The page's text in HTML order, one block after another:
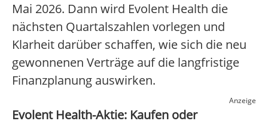
Mai 2026. Dann wird Evolent Health die
nächsten Quartalszahlen vorlegen und
Klarheit darüber schaffen, wie sich die neu
gewonnenen Verträge auf die langfristige
Finanzplanung auswirken.
Anzeige
Evolent Health-Aktie: Kaufen oder